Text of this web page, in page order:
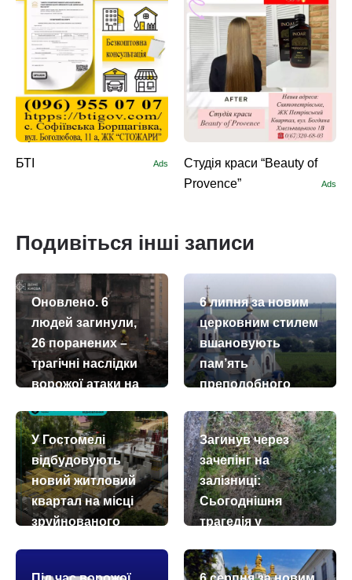
БТІ Ads
Студія краси “Beauty of
Provence”
Ads
Подивіться інші записи
Оновлено. 6
людей загинули,
26 поранених –
трагічні наслідки
ворожої атаки на
today06.07.2026 remove_red_eye1426
6 липня за новим
церковним стилем
вшановують
пам’ять
преподобного
преподобного
Сисоя, схимника
Києво-
Печерського
today06.07.2026 remove_red_eye71
У Гостомелі
відбудовують
новий житловий
квартал на місці
зруйнованого
Загинув через
зачепінг на
залізниці:
Сьогоднішня
трагедія у
районі